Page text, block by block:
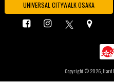
UNIVERSAL CITYWALK OSAKA
Copyright © 2026, Hard